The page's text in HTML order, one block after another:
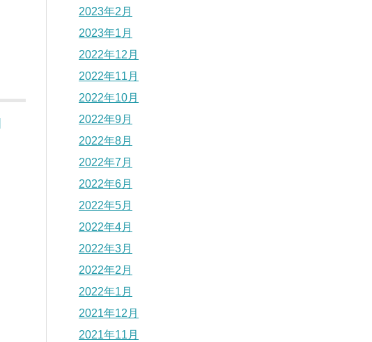
2023年2月
2023年1月
2022年12月
2022年11月
2022年10月
2022年9月
2022年8月
2022年7月
2022年6月
2022年5月
2022年4月
2022年3月
2022年2月
2022年1月
2021年12月
2021年11月